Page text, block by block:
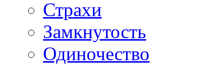
Страхи
Замкнутость
Одиночество